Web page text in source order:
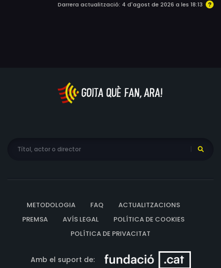
Darrera actualització: 4 d'agost de 2026 a les 18:13
METODOLOGIA FAQ
ACTUALITZACIONS
PREMSA
AVÍS LEGAL
POLÍTICA DE COOKIES
POLÍTICA DE PRIVACITAT
Amb el suport de: